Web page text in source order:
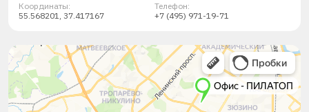
Координаты:
55.568201, 37.417167
Телефон:
+7 (495) 971-19-71